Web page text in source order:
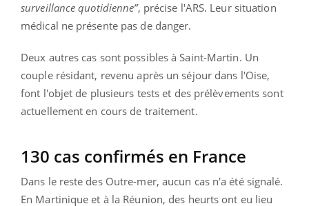
surveillance quotidienne”, précise l'ARS. Leur situation
médical ne présente pas de danger.
Deux autres cas sont possibles à Saint-Martin. Un
couple résidant, revenu après un séjour dans l'Oise,
font l'objet de plusieurs tests et des prélèvements sont
actuellement en cours de traitement.
130 cas confirmés en France
Dans le reste des Outre-mer, aucun cas n'a été signalé.
En Martinique et à la Réunion, des heurts ont eu lieu